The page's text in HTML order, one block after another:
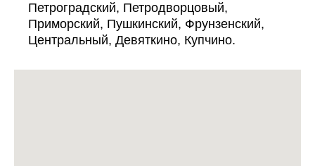
Петроградский, Петродворцовый,
Приморский, Пушкинский, Фрунзенский,
Центральный, Девяткино, Купчино.